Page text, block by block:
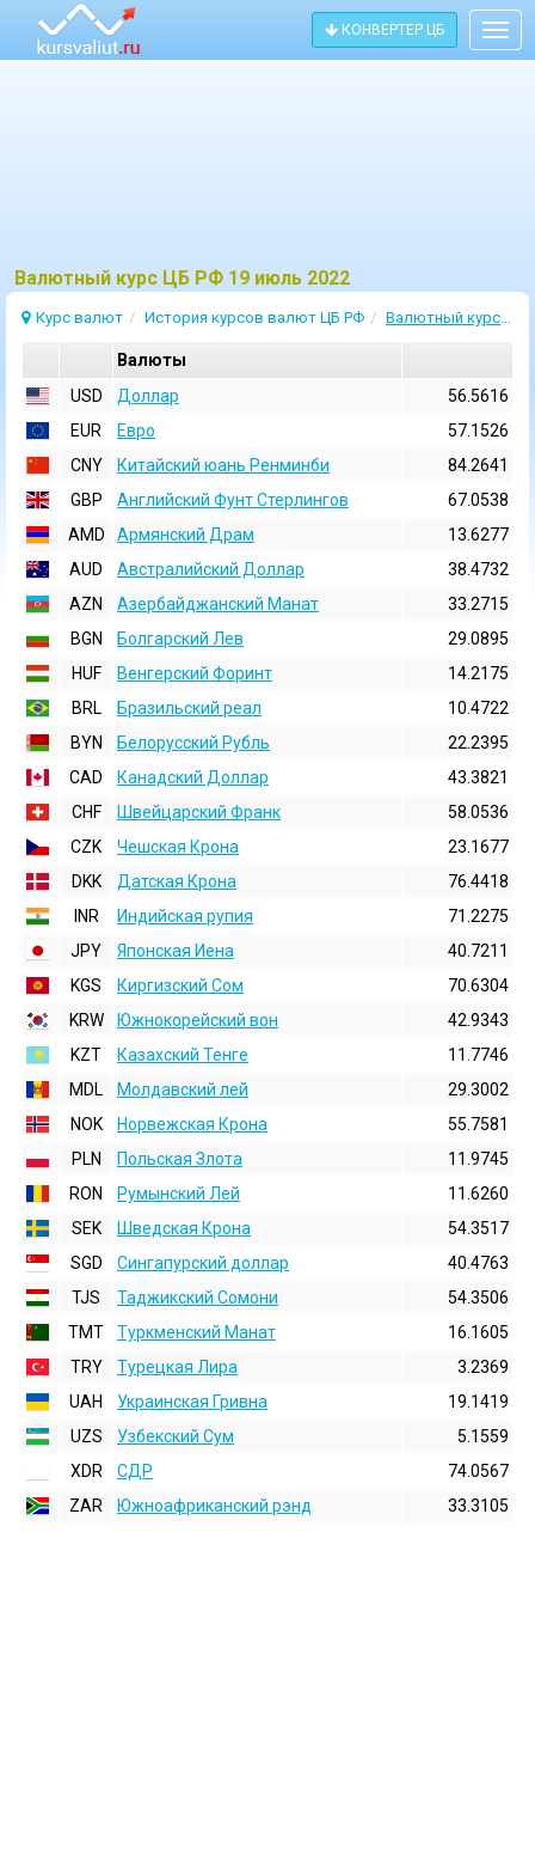
КОНВЕРТЕР ЦБ
Bалютный курс ЦБ РФ 19 июль 2022
Курс валют История курсов валют ЦБ РФ Валютный курс 19 Июль 2022
Валюты
USD
Доллар
56.5616
EUR
Евро
57.1526
CNY
Китайский юань Ренминби
84.2641
GBP
Английский Фунт Стерлингов
67.0538
AMD
Армянский Драм
13.6277
AUD
Австралийский Доллар
38.4732
AZN
Азербайджанский Манат
33.2715
BGN
Болгарский Лев
29.0895
HUF
Венгерский Форинт
14.2175
BRL
Бразильский реал
10.4722
BYN
Белорусский Рубль
22.2395
CAD
Канадский Доллар
43.3821
CHF
Швейцарский Франк
58.0536
CZK
Чешская Крона
23.1677
DKK
Датская Крона
76.4418
INR
Индийская pупия
71.2275
JPY
Японская Иена
40.7211
KGS
Киргизский Сом
70.6304
KRW
Южнокорейский вон
42.9343
KZT
Казахский Тенге
11.7746
MDL
Молдавский лей
29.3002
NOK
Норвежская Крона
55.7581
PLN
Польская Злота
11.9745
RON
Румынский Лей
11.6260
SEK
Шведская Крона
54.3517
SGD
Сингапурский доллар
40.4763
TJS
Таджикский Сомони
54.3506
TMT
Туркменский Манат
16.1605
TRY
Турецкая Лира
3.2369
UAH
Украинская Гривна
19.1419
UZS
Узбекский Сум
5.1559
XDR
СДР
74.0567
ZAR
Южноафриканский рэнд 33.3105